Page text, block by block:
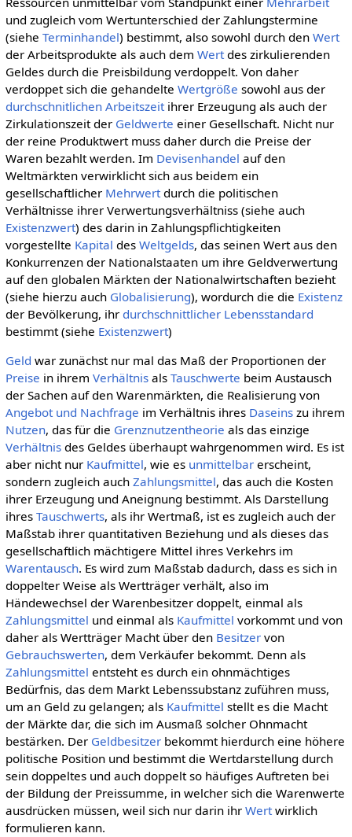
und zugleich vom Wertunterschied der Zahlungstermine
(siehe Terminhandel) bestimmt, also sowohl durch den Wert
der Arbeitsprodukte als auch dem Wertdes zirkulierenden
Geldes durch die Preisbildung verdoppelt. Von daher
verdoppet sich die gehandelte Wertgröße sowohl aus der
durchschnitlichen Arbeitszeitihrer Erzeugung als auch der
Zirkulationszeit der Geldwerte einer Gesellschaft. Nicht nur
der reine Produktwert muss daher durch die Preise der
Waren bezahlt werden. Im Devisenhandel auf den
Weltmärkten verwirklicht sich aus beidem ein
gesellschaftlicher Mehrwertdurch die politischen
Verhältnisse ihrer Verwertungsverhältniss (siehe auch
Existenzwert) des darin in Zahlungspflichtigkeiten
vorgestellte Kapital des Weltgelds, das seinen Wert aus den
Konkurrenzen der Nationalstaaten um ihre Geldverwertung
auf den globalen Märkten der Nationalwirtschaften bezieht
(siehe hierzu auch Globalisierung), wordurch die die Existenz
der Bevölkerung, ihr durchschnittlicher Lebensstandard
bestimmt (siehe Existenzwert)
Geld war zunächst nur mal das Maß der Proportionen der
Preise in ihrem Verhältnisals Tauschwerte beim Austausch
der Sachen auf den Warenmärkten, die Realisierung von
Angebot und Nachfrage im Verhältnis ihres Daseinszu ihrem
Nutzen, das für die Grenznutzentheorie als das einzige
Verhältnisdes Geldes überhaupt wahrgenommen wird. Es ist
aber nicht nur Kaufmittel, wie es unmittelbarerscheint,
sondern zugleich auch Zahlungsmittel, das auch die Kosten
ihrer Erzeugung und Aneignung bestimmt. Als Darstellung
ihres Tauschwerts, als ihr Wertmaß, ist es zugleich auch der
Maßstab ihrer quantitativen Beziehung und als dieses das
gesellschaftlich mächtigere Mittel ihres Verkehrs im
Warentausch. Es wird zum Maßstab dadurch, dass es sich in
doppelter Weise als Wertträger verhält, also im
Händewechsel der Warenbesitzer doppelt, einmal als
Zahlungsmittel und einmal als Kaufmittel vorkommt und von
daher als Wertträger Macht über den Besitzervon
Gebrauchswerten, dem Verkäufer bekommt. Denn als
Zahlungsmittel entsteht es durch ein ohnmächtiges
Bedürfnis, das dem Markt Lebenssubstanz zuführen muss,
um an Geld zu gelangen; als Kaufmittel stellt es die Macht
der Märkte dar, die sich im Ausmaß solcher Ohnmacht
bestärken. Der Geldbesitzerbekommt hierdurch eine höhere
politische Position und bestimmt die Wertdarstellung durch
sein doppeltes und auch doppelt so häufiges Auftreten bei
der Bildung der Preissumme, in welcher sich die Warenwerte
ausdrücken müssen, weil sich nur darin ihr Wertwirklich
formulieren kann.